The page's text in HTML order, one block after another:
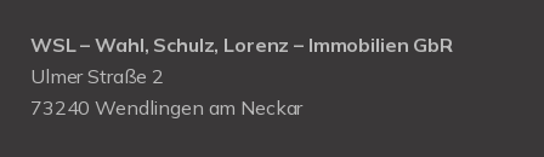
WSL – Wahl, Schulz, Lorenz – Immobilien GbR
Ulmer Straße 2
73240 Wendlingen am Neckar